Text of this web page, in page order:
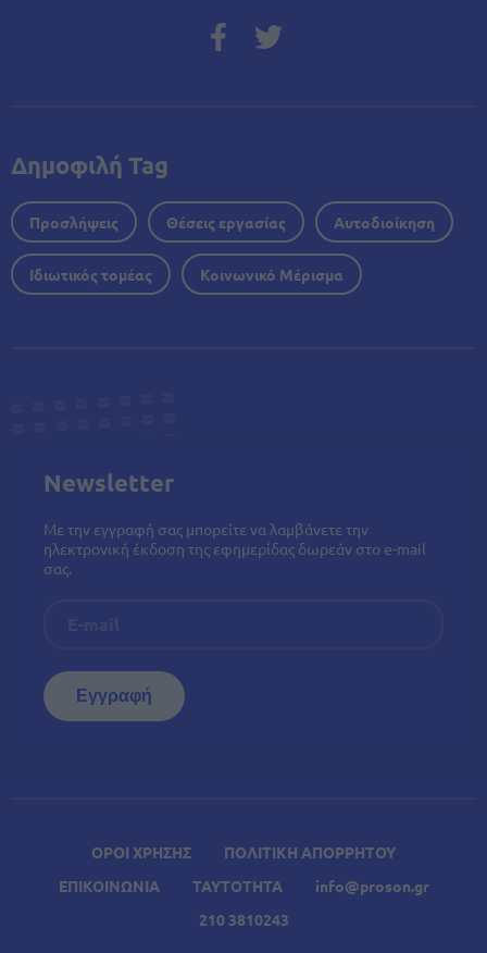
ΟΡΟΙ ΧΡΗΣΗΣ
ΠΟΛΙΤΙΚΗ ΑΠΟΡΡΗΤΟΥ
ΕΠΙΚΟΙΝΩΝΙΑ
ΤΑΥΤΟΤΗΤΑ
info@proson.gr
210 3810243
Δημοφιλή Tag
Προσλήψεις Θέσεις εργασίας Αυτοδιοίκηση
Ιδιωτικός τομέας Κοινωνικό Μέρισμα
Newsletter
Με την εγγραφή σας μπορείτε να λαμβάνετε την
ηλεκτρονική έκδοση της εφημερίδας δωρεάν στο e-mail
σας.